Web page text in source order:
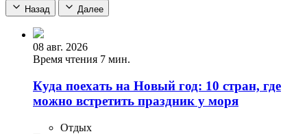
Назад Далее
08 авг. 2026
Время чтения 7 мин.
Куда поехать на Новый год: 10 стран, где
можно встретить праздник у моря
Отдых